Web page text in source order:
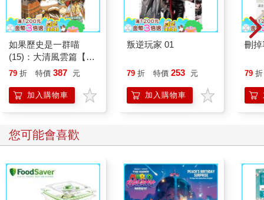
如果歷史是一群喵
(15)：大清風雲篇【萌
貓漫畫學歷史】
79 折 特價 387 元
加入購物車
叛逆玩家 01
79 折 特價 253 元
加入購物車
刪
79 折
您可能會喜歡